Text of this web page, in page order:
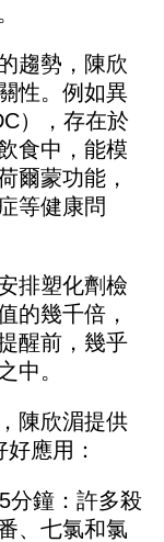
趨勢，陳欣
性。例如異
），存在於
食中，能模
爾蒙功能，
等健康問
排塑化劑檢
的幾千倍，
醒前，幾乎
中。
陳欣湄提供
應用：
分鐘：許多殺
、七氯和氯